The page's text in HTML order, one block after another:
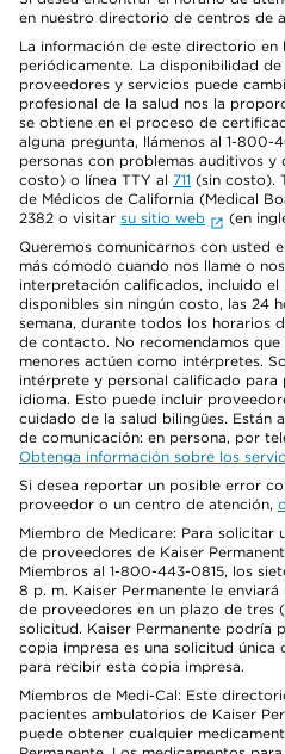
en nuestro directorio de centros de
La información de este directorio en
periódicamente. La disponibilidad
proveedores y servicios puede
profesional de la salud nos la
se obtiene en el proceso de
alguna pregunta, llámenos al 1-
personas con problemas auditivos
costo) o línea TTY al 711 (sin costo).
de Médicos de California (Medical
2382 o visitar su sitio web
(en
Queremos comunicarnos con usted
más cómodo cuando nos llame o
interpretación calificados, incluido el
disponibles sin ningún costo, las 24
semana, durante todos los horarios
de contacto. No recomendamos
menores actúen como intérpretes.
intérprete y personal calificado
idioma. Esto puede incluir
cuidado de la salud bilingües. Están
de comunicación: en persona, por
Obtenga información sobre los
Si desea reportar un posible error
proveedor o un centro de atención,
Miembro de Medicare: Para
de proveedores de Kaiser
Miembros al 1-800-443-0815, los
8 p. m. Kaiser Permanente le
de proveedores en un plazo de tres
solicitud. Kaiser Permanente podría
copia impresa es una solicitud única
para recibir esta copia impresa.
Miembros de Medi-Cal: Este
pacientes ambulatorios de Kaiser
puede obtener cualquier